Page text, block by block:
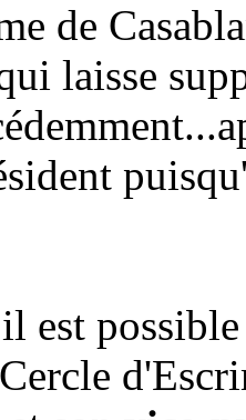
de
laisse
est